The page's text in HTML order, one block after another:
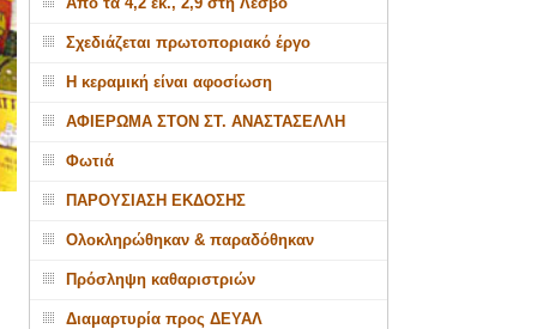
Σχεδιάζεται πρωτοποριακό έργο
Η κεραμική είναι αφοσίωση
ΑΦΙΕΡΩΜΑ ΣΤΟΝ ΣΤ. ΑΝΑΣΤΑΣΕΛΛΗ
Φωτιά
ΠΑΡΟΥΣΙΑΣΗ ΕΚΔΟΣΗΣ
Ολοκληρώθηκαν & παραδόθηκαν
Πρόσληψη καθαριστριών
Διαμαρτυρία προς ΔΕΥΑΛ